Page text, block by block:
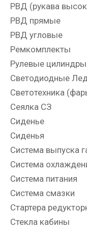
РВД (рукава
РВД прямые
РВД угловые
Ремкомплекты
Рулевые цилиндры
Светодиодные
Светотехника
Сеялка СЗ
Сиденье
Сиденья
Система выпуска
Система
Система питания
Система смазки
Стартера
Стекла кабины